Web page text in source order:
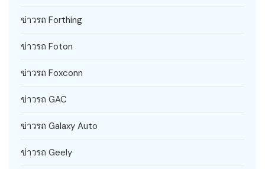
ข่าวรถ Forthing
ข่าวรถ Foton
ข่าวรถ Foxconn
ข่าวรถ GAC
ข่าวรถ Galaxy Auto
ข่าวรถ Geely